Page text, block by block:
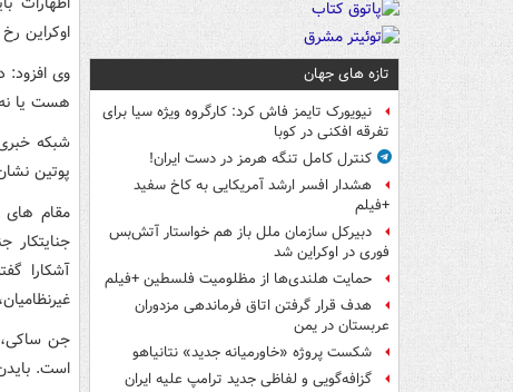
تازه های جهان
نیویورک تایمز فاش کرد: کارگروه ویژه سیا برای
تفرقه افکنی در کوبا
کنترل کامل تنگه هرمز در دست ایران!
هشدار افسر ارشد آمریکایی به کاخ سفید
+فیلم
دبیرکل سازمان ملل باز هم خواستار آتش‌بس
فوری در اوکراین شد
حمایت هلندی‌ها از مظلومیت فلسطین +فیلم
هدف قرار گرفتن اتاق‌ فرماندهی مزدوران
عربستان در یمن
شکست پروژه «خاورمیانه جدید» نتانیاهو
گزافه‌گویی و لفاظی جدید ترامپ علیه ایران
اوکراین
وی افزود:
هست یا نه
شبکه
پوتین
مقام های
جنایتکار
آشکارا
جن
است.